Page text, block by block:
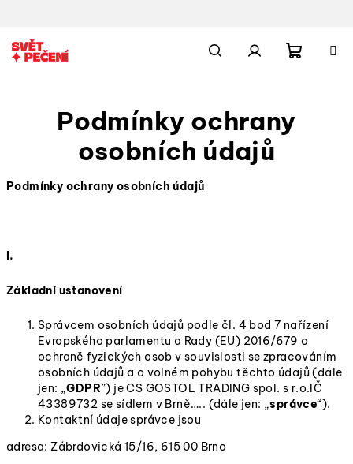
na
obsah
košík
Podmínky ochrany
osobních údajů
Podmínky ochrany osobních údajů
I.
Základní ustanovení
Správcem osobních údajů podle čl. 4 bod 7 nařízení
Evropského parlamentu a Rady (EU) 2016/679 o
ochraně fyzických osob v souvislosti se zpracováním
osobních údajů a o volném pohybu těchto údajů (dále
jen: „GDPR”) je CS GOSTOL TRADING spol. s r.o.IČ
43389732 se sídlem v Brně….. (dále jen: „správce“).
Kontaktní údaje správce jsou
adresa: Zábrdovická 15/16, 615 00 Brno